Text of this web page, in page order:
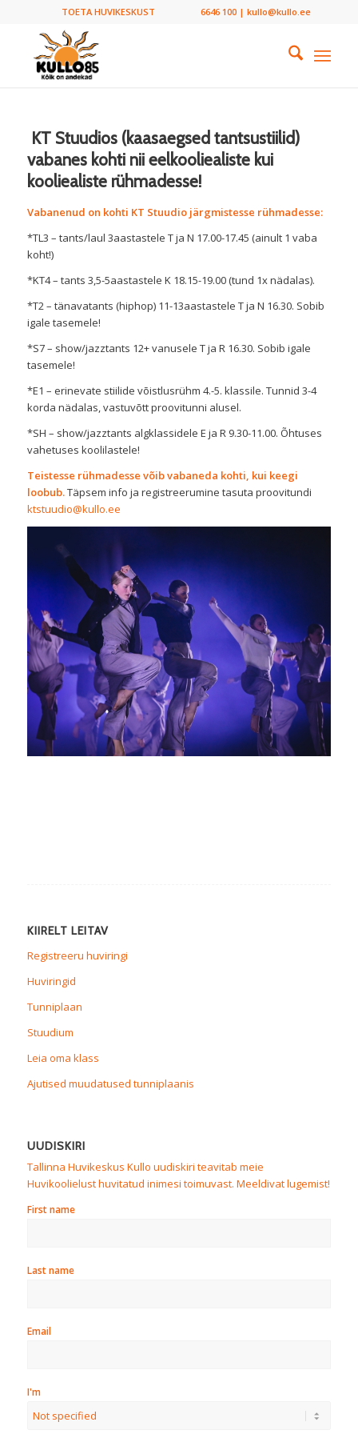
TOETA HUVIKESKUST 6646 100 | kullo@kullo.ee
KT Stuudios (kaasaegsed tantsustiilid)
vabanes kohti nii eelkooliealiste kui
kooliealiste rühmadesse!
Vabanenud on kohti KT Stuudio järgmistesse rühmadesse:
*TL3 – tants/laul 3aastastele T ja N 17.00-17.45 (ainult 1 vaba
koht!)
*KT4 – tants 3,5-5aastastele K 18.15-19.00 (tund 1x nädalas).
*T2 – tänavatants (hiphop) 11-13aastastele T ja N 16.30. Sobib
igale tasemele!
*S7 – show/jazztants 12+ vanusele T ja R 16.30. Sobib igale
tasemele!
*E1 – erinevate stiilide võistlusrühm 4.-5. klassile. Tunnid 3-4
korda nädalas, vastuvõtt proovitunni alusel.
*SH – show/jazztants algklassidele E ja R 9.30-11.00. Õhtuses
vahetuses koolilastele!
Teistesse rühmadesse võib vabaneda kohti, kui keegi
loobub.Täpsem info ja registreerumine tasuta proovitundi
ktstuudio@kullo.ee
KIIRELT LEITAV
Registreeru huviringi
Huviringid
Tunniplaan
Stuudium
Leia oma klass
Ajutised muudatused tunniplaanis
UUDISKIRI
Tallinna Huvikeskus Kullo uudiskiri teavitab meie
Huvikoolielust huvitatud inimesi toimuvast. Meeldivat lugemist!
First name
Last name
Email
I'm